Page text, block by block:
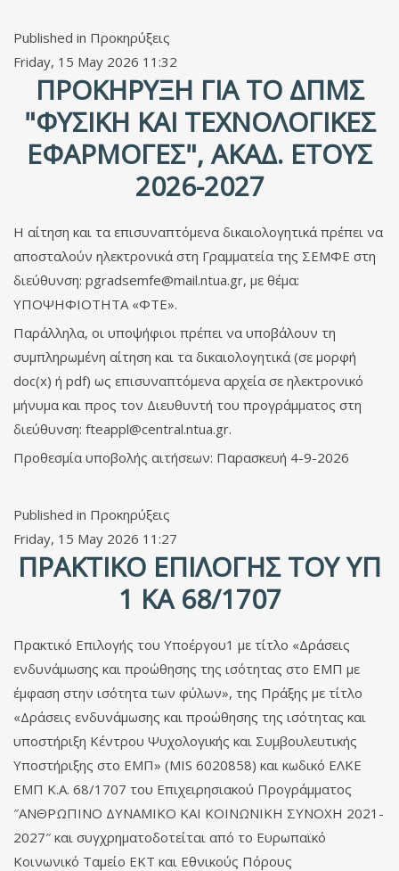
Published in Προκηρύξεις
Friday, 15 May 2026 11:32
ΠΡΟΚΉΡΥΞΗ ΓΙΑ ΤΟ ΔΠΜΣ
"ΦΥΣΙΚΉ ΚΑΙ ΤΕΧΝΟΛΟΓΙΚΈΣ
ΕΦΑΡΜΟΓΈΣ", ΑΚΑΔ. ΈΤΟΥΣ
2026-2027
Η αίτηση και τα επισυναπτόμενα δικαιολογητικά πρέπει να
αποσταλούν ηλεκτρονικά στη Γραμματεία της ΣΕΜΦΕ στη
διεύθυνση: pgradsemfe@mail.ntua.gr, με θέμα:
ΥΠΟΨΗΦΙΟΤΗΤΑ «ΦΤΕ».
Παράλληλα, οι υποψήφιοι πρέπει να υποβάλουν τη
συμπληρωμένη αίτηση και τα δικαιολογητικά (σε μορφή
doc(x) ή pdf) ως επισυναπτόμενα αρχεία σε ηλεκτρονικό
μήνυμα και προς τον Διευθυντή του προγράμματος στη
διεύθυνση: fteappl@central.ntua.gr.
Προθεσμία υποβολής αιτήσεων: Παρασκευή 4-9-2026
Published in Προκηρύξεις
Friday, 15 May 2026 11:27
ΠΡΑΚΤΙΚΌ ΕΠΙΛΟΓΉΣ ΤΟΥ ΥΠ
1 ΚΑ 68/1707
Πρακτικό Επιλογής του Υποέργου1 με τίτλο «Δράσεις
ενδυνάμωσης και προώθησης της ισότητας στο ΕΜΠ με
έμφαση στην ισότητα των φύλων», της Πράξης με τίτλο
«Δράσεις ενδυνάμωσης και προώθησης της ισότητας και
υποστήριξη Κέντρου Ψυχολογικής και Συμβουλευτικής
Υποστήριξης στο ΕΜΠ» (MIS 6020858) και κωδικό ΕΛΚΕ
ΕΜΠ Κ.Α. 68/1707 του Επιχειρησιακού Προγράμματος
″ΑΝΘΡΩΠΙΝΟ ΔΥΝΑΜΙΚΟ ΚΑΙ ΚΟΙΝΩΝΙΚΗ ΣΥΝΟΧΗ 2021-
2027″ και συγχρηματοδοτείται από το Ευρωπαϊκό
Κοινωνικό Ταμείο ΕΚΤ και Εθνικούς Πόρους